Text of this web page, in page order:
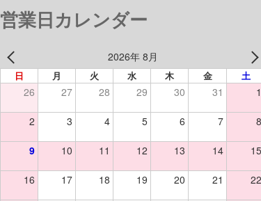
営業日カレンダー
2026年 8月
日 月 火 水 木 金 土
26 27 28 29 30 31 1
2 3 4 5 6 7 8
9 10 11 12 13 14 15
16 17 18 19 20 21 22